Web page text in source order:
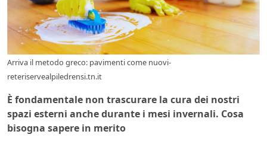
Arriva il metodo greco: pavimenti come nuovi-
reteriservealpiledrensi.tn.it
È fondamentale non trascurare la cura dei nostri
spazi esterni anche durante i mesi invernali. Cosa
bisogna sapere in merito